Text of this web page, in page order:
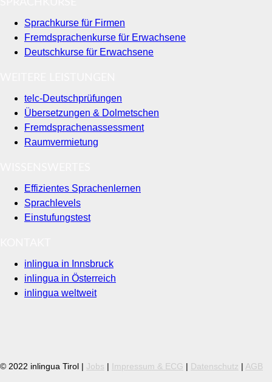
Sprachkurse für Firmen
Fremdsprachenkurse für Erwachsene
Deutschkurse für Erwachsene
telc-Deutschprüfungen
Übersetzungen & Dolmetschen
Fremdsprachenassessment
Raumvermietung
Effizientes Sprachenlernen
Sprachlevels
Einstufungstest
inlingua in Innsbruck
inlingua in Österreich
inlingua weltweit
© 2022 inlingua Tirol | Jobs | Impressum & ECG | Datenschutz | AGB